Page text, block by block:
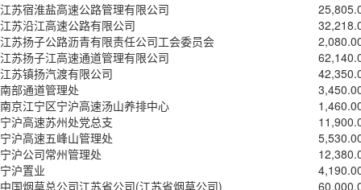
江苏宿淮盐高速公路管理有限公司
江苏沿江高速公路有限公司
江苏扬子公路沥青有限责任公司工会委员会
江苏扬子江高速通道管理有限公司
江苏镇扬汽渡有限公司
南部通道管理处
南京江宁区宁沪高速汤山养排中心
宁沪高速苏州处党总支
宁沪高速五峰山管理处
宁沪公司常州管理处
宁沪置业
中国烟草总公司江苏省公司(江苏省烟草公司)